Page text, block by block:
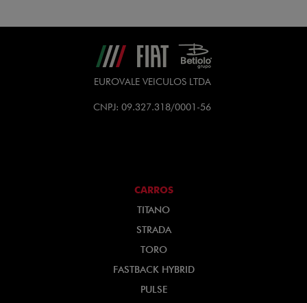
EUROVALE VEICULOS LTDA
CNPJ: 09.327.318/0001-56
CARROS
TITANO
STRADA
TORO
FASTBACK HYBRID
PULSE